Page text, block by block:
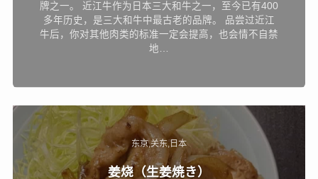
牌之一。 近江牛作为日本三大和牛之一，至今已有400
多年历史，是三大和牛中最古老的品牌。 品尝过近江
牛后，你对其他肉类的标准一定会提高，也会情不自禁
地…
东京 关东 日本
姜烧（生姜焼き）